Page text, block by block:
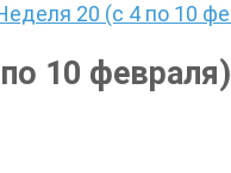
20 (с 4 по 10
10